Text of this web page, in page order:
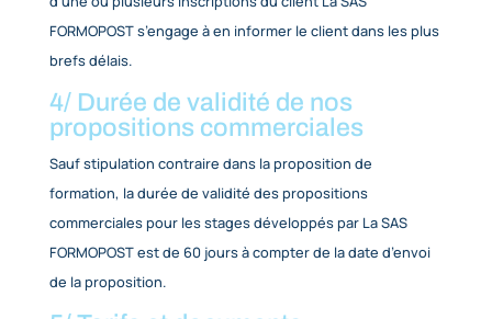
d’achat.
3/ Validation d’une inscription
Les offres de formation « inter-rentreprises »
toujours sous réserve de la confirmation écrite
disponibles par La SAS FORMOPOST. Dans le cas
session serait déjà complète au moment de la
d’une ou plusieurs inscriptions du client La SAS
FORMOPOST s’engage à en informer le client dans